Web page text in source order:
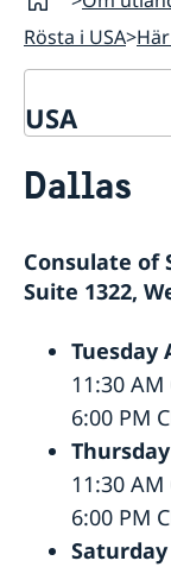
Rösta i USA
USA
Service till
Här kan du
Ansök om/
Pass för vuxna
Provisoriskt
Nationellt ID-
Hämta pass
Hjälp kring
Namn och
utomlands
Återfå svenskt
Dubbelt
Förlust och
Körkort
Måste jag boka
Vigsel i USA
Akut hjälp
Vad kan du få
Juridisk hjälp i
Aktuella
Råd till
In- och
Terrorism,
Hälso- och
Lokala lagar
Trafiksäkerhet
Avgifter
Dallas
Consulate of
Suite 1322,
Tuesday
11:30 AM
6:00 PM
11:30 AM
6:00 PM